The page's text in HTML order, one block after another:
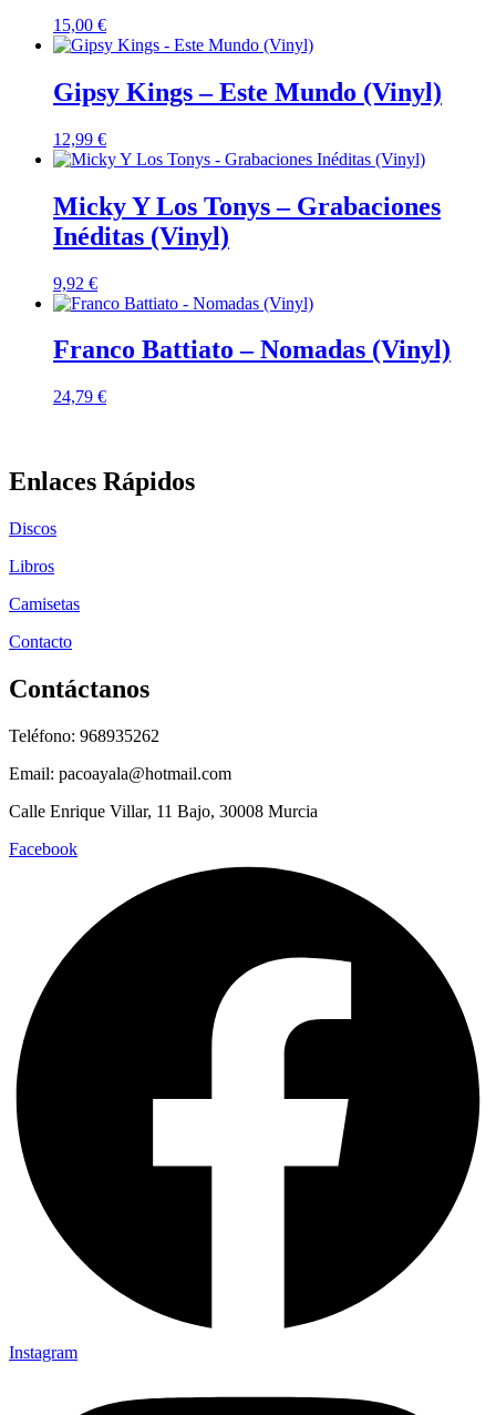
15,00 €
Gipsy Kings – Este Mundo (Vinyl)
12,99 €
Micky Y Los Tonys – Grabaciones
Inéditas (Vinyl)
9,92 €
Franco Battiato – Nomadas (Vinyl)
24,79 €
Enlaces Rápidos
Discos
Libros
Camisetas
Contacto
Contáctanos
Teléfono: 968935262
Email: pacoayala@hotmail.com
Calle Enrique Villar, 11 Bajo, 30008 Murcia
Facebook
Instagram